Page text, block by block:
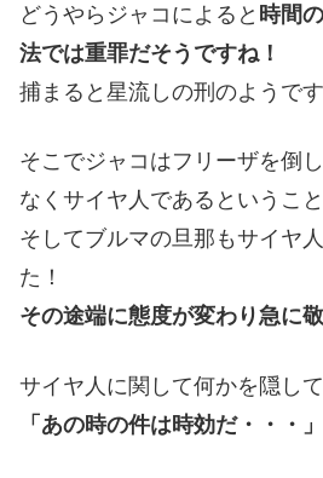
どうやらジャコによると 時間
法では重罪だそうですね！
捕まると星流しの刑のようです
そこでジャコはフリーザを倒
なくサイヤ人であるということ
そしてブルマの旦那もサイヤ
た！
その途端に態度が変わり急に
サイヤ人に関して何かを隠し
「あの時の件は時効だ・・・」